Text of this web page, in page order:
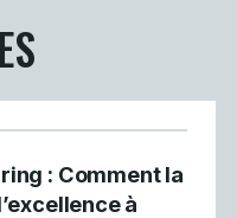
: Comment la
à